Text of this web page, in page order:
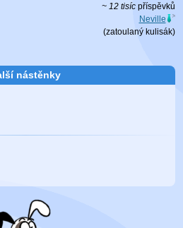
~ 12 tisícpříspěvků
Neville
(zatoulaný kulisák)
nástěnky